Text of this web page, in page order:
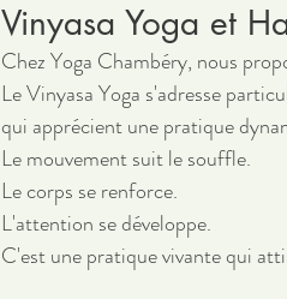
Vinyasa Yoga et
Chez Yoga Chambéry, nous
Le Vinyasa Yoga s'adresse
qui apprécient une pratique
Le mouvement suit le souffle.
Le corps se renforce.
L'attention se développe.
C'est une pratique vivante qui